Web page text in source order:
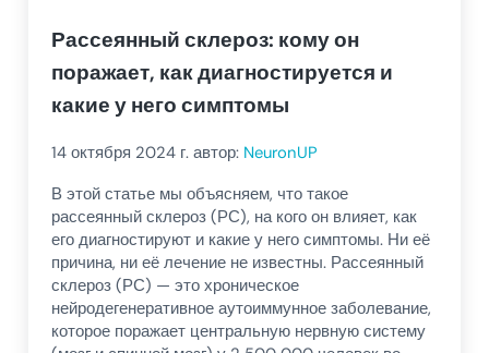
Рассеянный склероз: кому он
поражает, как диагностируется и
какие у него симптомы
14 октября 2024 г. автор: NeuronUP
В этой статье мы объясняем, что такое
рассеянный склероз (РС), на кого он влияет, как
его диагностируют и какие у него симптомы. Ни её
причина, ни её лечение не известны. Рассеянный
склероз (РС) — это хроническое
нейродегенеративное аутоиммунное заболевание,
которое поражает центральную нервную систему